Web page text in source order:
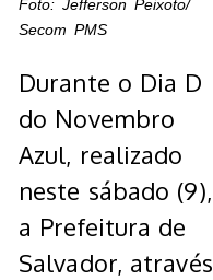
Foto: Jefferson Peixoto/
Secom PMS
Durante o Dia D
do Novembro
Azul, realizado
neste sábado (9),
a Prefeitura de
Salvador, através